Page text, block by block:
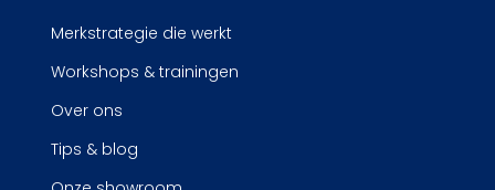
Merkstrategie die werkt
Workshops & trainingen
Over ons
Tips & blog